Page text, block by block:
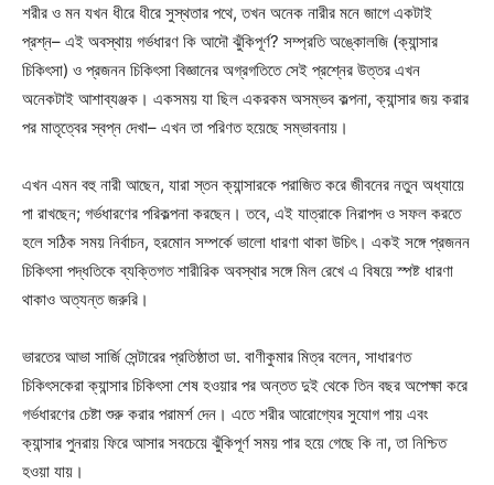
শরীর ও মন যখন ধীরে ধীরে সুস্থতার পথে, তখন অনেক নারীর মনে জাগে একটাই
প্রশ্ন– এই অবস্থায় গর্ভধারণ কি আদৌ ঝুঁকিপূর্ণ? সম্প্রতি অঙ্কোলজি (ক্যান্সার
চিকিৎসা) ও প্রজনন চিকিৎসা বিজ্ঞানের অগ্রগতিতে সেই প্রশ্নের উত্তর এখন
অনেকটাই আশাব্যঞ্জক। একসময় যা ছিল একরকম অসম্ভব কল্পনা, ক্যান্সার জয় করার
পর মাতৃত্বের স্বপ্ন দেখা– এখন তা পরিণত হয়েছে সম্ভাবনায়।
এখন এমন বহু নারী আছেন, যারা স্তন ক্যান্সারকে পরাজিত করে জীবনের নতুন অধ্যায়ে
পা রাখছেন; গর্ভধারণের পরিকল্পনা করছেন। তবে, এই যাত্রাকে নিরাপদ ও সফল করতে
হলে সঠিক সময় নির্বাচন, হরমোন সম্পর্কে ভালো ধারণা থাকা উচিৎ। একই সঙ্গে প্রজনন
চিকিৎসা পদ্ধতিকে ব্যক্তিগত শারীরিক অবস্থার সঙ্গে মিল রেখে এ বিষয়ে স্পষ্ট ধারণা
থাকাও অত্যন্ত জরুরি।
ভারতের আভা সার্জি সেন্টারের প্রতিষ্ঠাতা ডা. বাণীকুমার মিত্র বলেন, সাধারণত
চিকিৎসকেরা ক্যান্সার চিকিৎসা শেষ হওয়ার পর অন্তত দুই থেকে তিন বছর অপেক্ষা করে
গর্ভধারণের চেষ্টা শুরু করার পরামর্শ দেন। এতে শরীর আরোগ্যের সুযোগ পায় এবং
ক্যান্সার পুনরায় ফিরে আসার সবচেয়ে ঝুঁকিপূর্ণ সময় পার হয়ে গেছে কি না, তা নিশ্চিত
হওয়া যায়।